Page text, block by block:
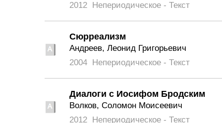
2012 Непериодическое - Текст
Сюрреализм
Андреев, Леонид Григорьевич
2004 Непериодическое - Текст
Диалоги с Иосифом Бродским
Волков, Соломон Моисеевич
2012 Непериодическое - Текст